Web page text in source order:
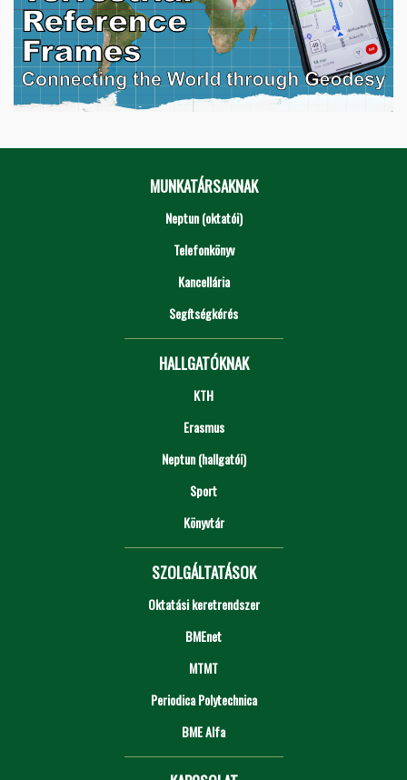
MUNKATÁRSAKNAK
Neptun (oktatói)
Telefonkönyv
Kancellária
Segítségkérés
HALLGATÓKNAK
KTH
Erasmus
Neptun (hallgatói)
Sport
Könyvtár
SZOLGÁLTATÁSOK
Oktatási keretrendszer
BMEnet
MTMT
Periodica Polytechnica
BME Alfa